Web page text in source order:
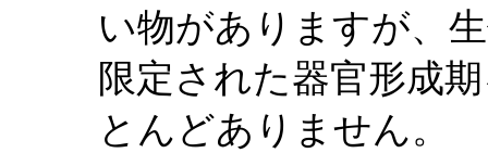
い物がありますが、
限定された器官形成
とんどありません。